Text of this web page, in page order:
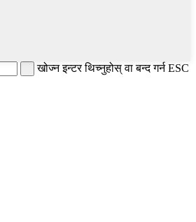
खोज्न इन्टर थिच्नुहोस् वा बन्द गर्न ESC